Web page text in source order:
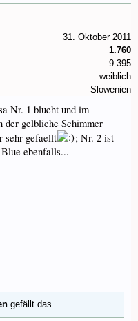
31. Oktober 2011
1.760
9.395
weiblich
Slowenien
Nr. 1 blueht und im
der gelbliche Schimmer
sehr gefaellt
; Nr. 2 ist
ebenfalls...
gefällt das.